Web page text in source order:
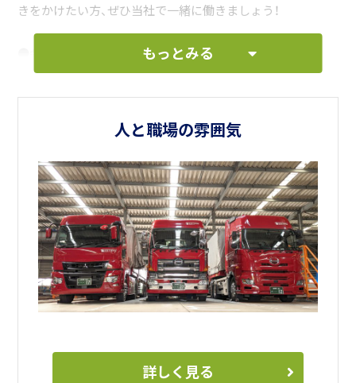
きをかけたい方、ぜひ当社で一緒に働きましょう！
まずは広大な倉庫、トレーラーなど見に来ませんか？興味が
あればそのまま面接もできます。
もっとみる
人と職場の雰囲気
詳しく見る